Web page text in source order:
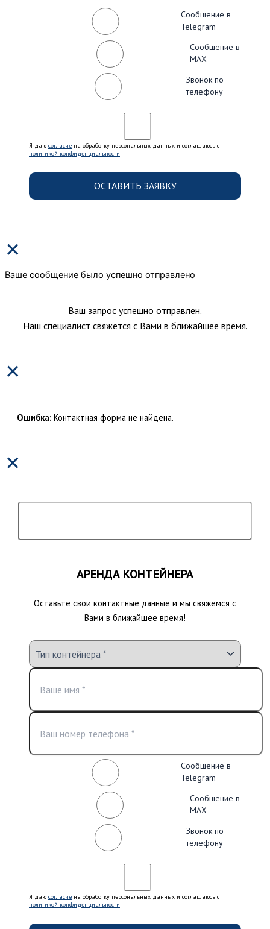
Сообщение в
Telegram
Сообщение в
MAX
Звонок по
телефону
Я даю согласие на обработку персональных данных и соглашаюсь c
политикой конфиденциальности
×
Ваше сообщение было успешно отправлено
Ваш запрос успешно отправлен.
Наш специалист свяжется с Вами в ближайшее время.
×
Ошибка: Контактная форма не найдена.
×
АРЕНДА КОНТЕЙНЕРА
Оставьте свои контактные данные и мы свяжемся с
Вами в ближайшее время!
Сообщение в
Telegram
Сообщение в
MAX
Звонок по
телефону
Я даю согласие на обработку персональных данных и соглашаюсь c
политикой конфиденциальности